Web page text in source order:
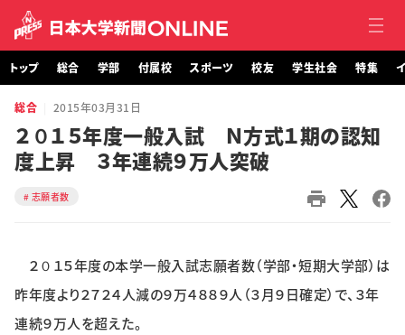
トップ
総合
学部・大学院
スポーツ
トップ 総合 学部 付属校 スポーツ 校友 学生社会 特集
総合 2015年03月31日
２０１５年度一般入試 Ｎ方式１期の認知
度上昇 ３年連続９万人突破
志願者数
２０１５年度の本学一般入試志願者数（学部・短期大学部）は
昨年度より２７２４人減の９万４８８９人（３月９日確定）で、３年
連続９万人を超えた。